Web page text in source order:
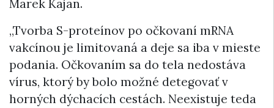
Marek Kajan.
„Tvorba S-proteínov po očkovaní mRNA
vakcínou je limitovaná a deje sa iba v mieste
podania. Očkovaním sa do tela nedostáva
vírus, ktorý by bolo možné detegovať v
horných dýchacích cestách. Neexistuje teda